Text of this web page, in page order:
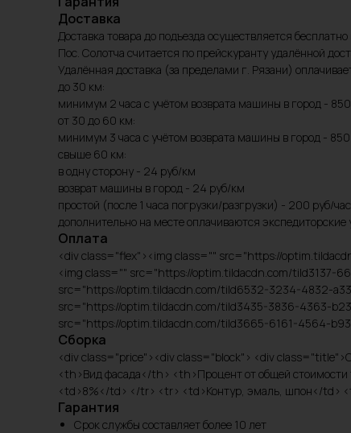
Доставка
Доставка товара до подъезда осуществляется
Пос. Солотча считается по прейскуранту удалённой
Удалённая доставка (за пределами г. Рязани)
до 30 км:
минимум 2 часа с учётом возврата машины в город -
от 30 до 60 км:
минимум 3 часа с учётом возврата машины в город -
свыше 60 км:
в одну сторону - 24 руб/км
возврат машины в город - 24 руб/км
простой (после 1 часа погрузки/разгрузки) - 200 руб/час
дополнительно на месте оплачиваются
Оплата
<div class="flex"><img class="" src="https://
<img class="" src="https://optim.tildacdn.com/tild3137-
src="https://optim.tildacdn.com/tild6532-3234-4832-
src="https://optim.tildacdn.com/tild3435-3836-4363-
src="https://optim.tildacdn.com/tild3665-6161-4564-
Сборка
<div class="price"><div class="block"> <div
<th>Вид фасада</th> <th>Процент от общей
<td>8%</td> </tr> <tr> <td>Контур, эмаль, шпон</td>
Гарантия
Срок службы составляет более 10 лет